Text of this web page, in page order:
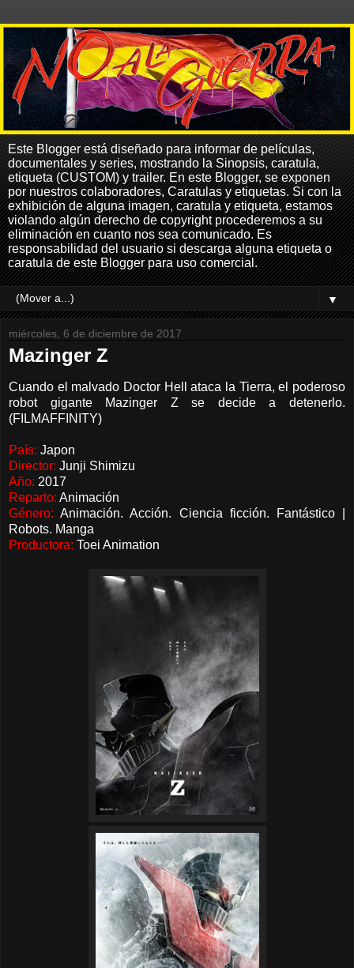
Este Blogger está diseñado para informar de películas,
documentales y series, mostrando la Sinopsis, caratula,
etiqueta (CUSTOM) y trailer. En este Blogger, se exponen
por nuestros colaboradores, Caratulas y etiquetas. Si con la
exhibición de alguna imagen, caratula y etiqueta, estamos
violando algún derecho de copyright procederemos a su
eliminación en cuanto nos sea comunicado. Es
responsabilidad del usuario si descarga alguna etiqueta o
caratula de este Blogger para uso comercial.
▼
miércoles, 6 de diciembre de 2017
Mazinger Z
Cuando el malvado Doctor Hell ataca la Tierra, el poderoso
robot gigante Mazinger Z se decide a detenerlo.
(FILMAFFINITY)
País: Japon
Director: Junji Shimizu
Año: 2017
Reparto: Animación
Género: Animación. Acción. Ciencia ficción. Fantástico |
Robots. Manga
Productora: Toei Animation